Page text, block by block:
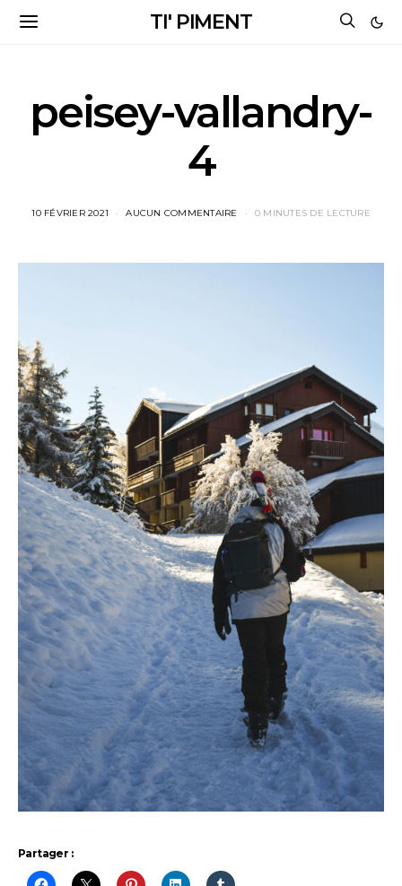
TI' PIMENT
peisey-vallandry-
4
10 FÉVRIER 2021 AUCUN COMMENTAIRE 0 MINUTES DE LECTURE
Partager :